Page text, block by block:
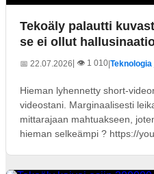
Tekoäly palautti
se ei ollut
📅 22.07.2026| 👁️ 1 010
Hieman lyhennetty short-
videostani. Marginaalisesti
mittarajaan mahtuakseen,
hieman selkeämpi ? https://